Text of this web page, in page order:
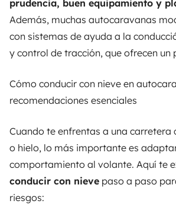
prudencia, buen equipamiento y
Además, muchas autocaravanas
con sistemas de ayuda a la
y control de tracción, que ofrecen un
Cómo conducir con nieve en
recomendaciones esenciales
Cuando te enfrentas a una carretera
o hielo, lo más importante es
comportamiento al volante. Aquí te
conducir con nieve paso a paso
riesgos: